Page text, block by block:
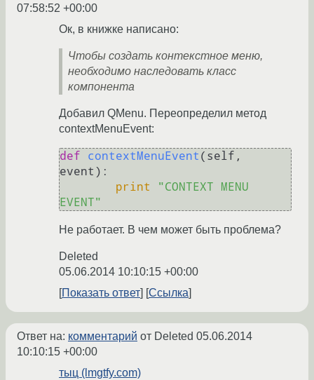
07:58:52 +00:00
Ок, в книжке написано:
Чтобы создать контекстное меню,
необходимо наследовать класс
компонента
Добавил QMenu. Переопределил метод
contextMenuEvent:
def contextMenuEvent ( self,
event ):
print
"CONTEXT MENU
EVENT"
Не работает. В чем может быть проблема?
Deleted
05.06.2014 10:10:15 +00:00
Показать ответ
Ссылка
Ответ на: комментарий от Deleted 05.06.2014
10:10:15 +00:00
тыц (lmgtfy.com)